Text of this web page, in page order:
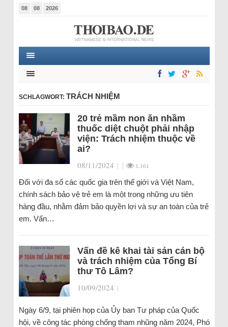
08 08 2026
SCHLAGWORT: TRÁCH NHIỆM
20 trẻ mầm non ăn nhầm
thuốc diệt chuột phải nhập
viện: Trách nhiệm thuộc về
ai?
08/11/2024 | | 1.161
Đối với đa số các quốc gia trên thế giới và Việt Nam,
chính sách bảo vệ trẻ em là một trong những ưu tiên
hàng đầu, nhằm đảm bảo quyền lợi và sự an toàn của trẻ
em. Vấn…
Vấn đề kê khai tài sản cán bộ
và trách nhiệm của Tổng Bí
thư Tô Lâm?
10/09/2024 |
Ngày 6/9, tại phiên họp của Ủy ban Tư pháp của Quốc
hội, về công tác phòng chống tham nhũng năm 2024, Phó